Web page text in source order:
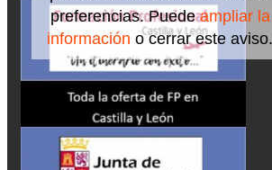
preferencias. Puedeampliar la
información o cerrar este aviso.